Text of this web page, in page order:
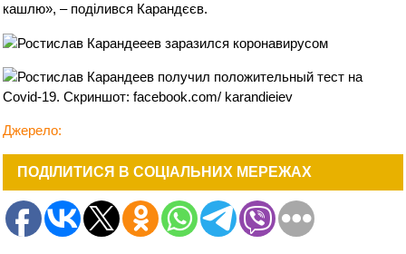
кашлю», – поділився Карандєєв.
Джерело:
ПОДІЛИТИСЯ В СОЦІАЛЬНИХ МЕРЕЖАХ